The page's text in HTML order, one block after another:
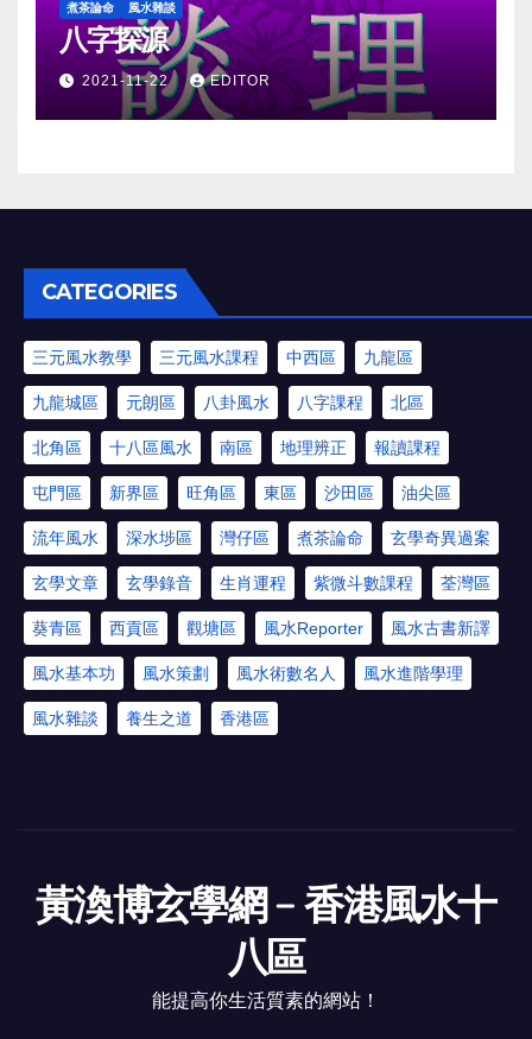
煮茶論命 風水雜談
八字探源
2021-11-22 EDITOR
CATEGORIES
三元風水教學 三元風水課程 中西區 九龍區
九龍城區 元朗區 八卦風水 八字課程 北區
北角區 十八區風水 南區 地理辨正 報讀課程
屯門區 新界區 旺角區 東區 沙田區 油尖區
流年風水 深水埗區 灣仔區 煮茶論命 玄學奇異過案
玄學文章 玄學錄音 生肖運程 紫微斗數課程 荃灣區
葵青區 西貢區 觀塘區 風水Reporter 風水古書新譯
風水基本功 風水策劃 風水術數名人 風水進階學理
風水雜談 養生之道 香港區
黃渙博玄學網﹣香港風水十
八區
能提高你生活質素的網站！